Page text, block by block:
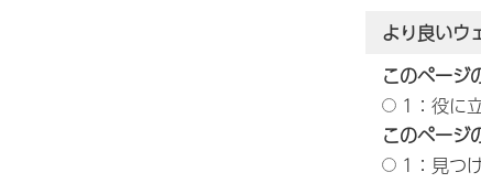
より良いウ
このページ
1：役に
このページ
1：見つ